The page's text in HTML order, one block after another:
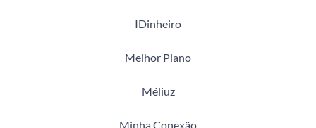
IDinheiro
Melhor Plano
Méliuz
Minha Conexão